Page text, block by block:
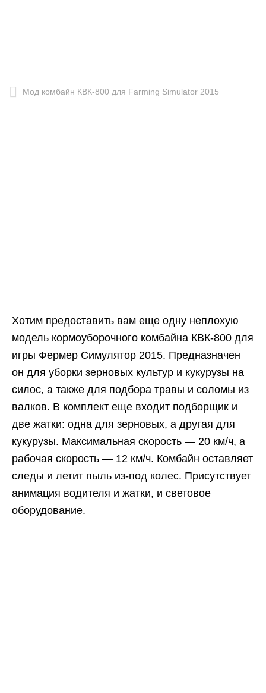
Мод комбайн КВК-800 для Farming Simulator 2015
Хотим предоставить вам еще одну неплохую
модель кормоуборочного комбайна КВК-800 для
игры Фермер Симулятор 2015. Предназначен
он для уборки зерновых культур и кукурузы на
силос, а также для подбора травы и соломы из
валков. В комплект еще входит подборщик и
две жатки: одна для зерновых, а другая для
кукурузы. Максимальная скорость — 20 км/ч, а
рабочая скорость — 12 км/ч. Комбайн оставляет
следы и летит пыль из-под колес. Присутствует
анимация водителя и жатки, и световое
оборудование.